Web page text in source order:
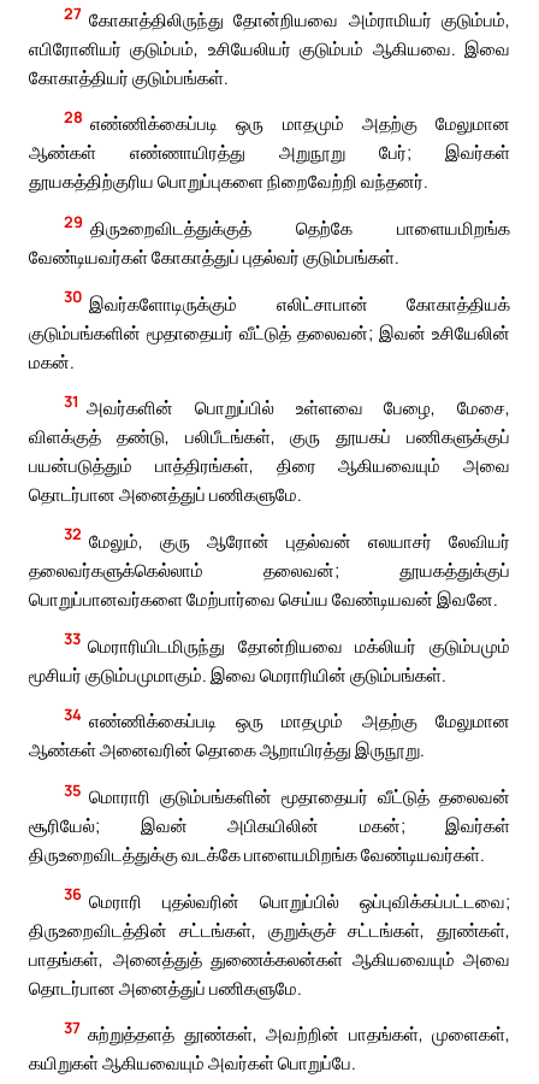
27 கோகாத்திலிருந்து தோன்றியவை அம்ராமியர் குடும்பம்,
எபிரோனியர் குடும்பம், உசியேலியர் குடும்பம் ஆகியவை. இவை
கோகாத்தியர் குடும்பங்கள்.
28 எண்ணிக்கைப்படி ஒரு மாதமும் அதற்கு மேலுமான
ஆண்கள் எண்ணாயிரத்து அறுநூறு பேர்; இவர்கள்
தூயகத்திற்குரிய பொறுப்புகளை நிறைவேற்றி வந்தனர்.
29 திருஉறைவிடத்துக்குத் தெற்கே பாளையமிறங்க
வேண்டியவர்கள் கோகாத்துப் புதல்வர் குடும்பங்கள்.
30 இவர்களோடிருக்கும் எலிட்சாபான் கோகாத்தியக்
குடும்பங்களின் மூதாதையர் வீட்டுத் தலைவன்; இவன் உசியேலின்
மகன்.
31 அவர்களின் பொறுப்பில் உள்ளவை பேழை, மேசை,
விளக்குத் தண்டு, பலிபீடங்கள், குரு தூயகப் பணிகளுக்குப்
பயன்படுத்தும் பாத்திரங்கள், திரை ஆகியவையும் அவை
தொடர்பான அனைத்துப் பணிகளுமே.
32 மேலும், குரு ஆரோன் புதல்வன் எலயாசர் லேவியர்
தலைவர்களுக்கெல்லாம் தலைவன்; தூயகத்துக்குப்
பொறுப்பானவர்களை மேற்பார்வை செய்ய வேண்டியவன் இவனே.
33 மெராரியிடமிருந்து தோன்றியவை மக்லியர் குடும்பமும்
மூசியர் குடும்பமுமாகும். இவை மெராரியின் குடும்பங்கள்.
34 எண்ணிக்கைப்படி ஒரு மாதமும் அதற்கு மேலுமான
ஆண்கள் அனைவரின் தொகை ஆறாயிரத்து இருநூறு.
35 மொராரி குடும்பங்களின் மூதாதையர் வீட்டுத் தலைவன்
சூரியேல்; இவன் அபிகயிலின் மகன்; இவர்கள்
திருஉறைவிடத்துக்கு வடக்கே பாளையமிறங்க வேண்டியவர்கள்.
36 மெராரி புதல்வரின் பொறுப்பில் ஒப்புவிக்கப்பட்டவை;
திருஉறைவிடத்தின் சட்டங்கள், குறுக்குச் சட்டங்கள், தூண்கள்,
பாதங்கள், அனைத்துத் துணைக்கலன்கள் ஆகியவையும் அவை
தொடர்பான அனைத்துப் பணிகளுமே.
37 சுற்றுத்தளத் தூண்கள், அவற்றின் பாதங்கள், முளைகள்,
கயிறுகள் ஆகியவையும் அவர்கள் பொறுப்பே.